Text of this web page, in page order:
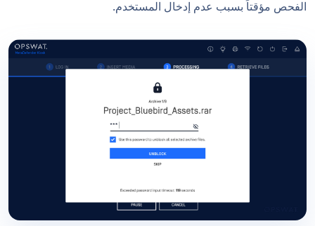
الفحص مؤقتاً بسبب عدم إدخال المستخدم.